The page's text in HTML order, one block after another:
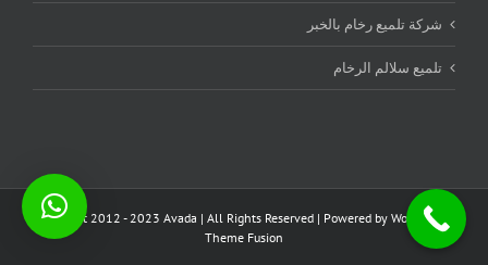
شركة تلميع رخام بالخبر
تلميع سلالم الرخام
Copyright 2012 - 2023 Avada | All Rights Reserved | Powered by WordPress
Theme Fusion